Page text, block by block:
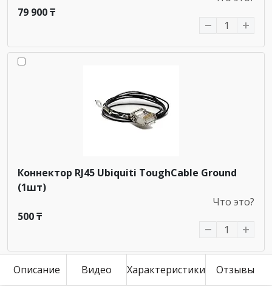
79 900 ₸
Коннектор RJ45 Ubiquiti ToughCable Ground
(1шт)
Что это?
500 ₸
Описание Видео Характеристики Отзывы